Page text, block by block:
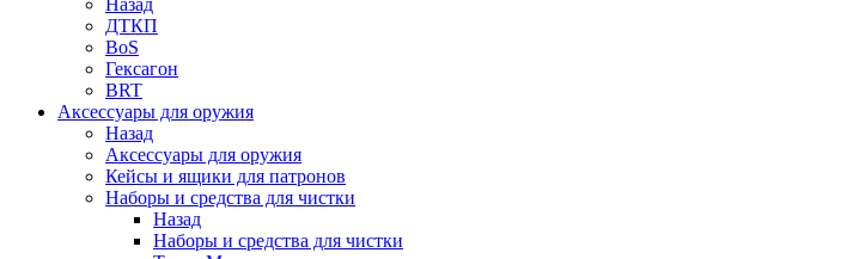
Назад
ДТКП
BoS
Гексагон
BRT
Аксессуары для оружия
Назад
Аксессуары для оружия
Кейсы и ящики для патронов
Наборы и средства для чистки
Назад
Наборы и средства для чистки